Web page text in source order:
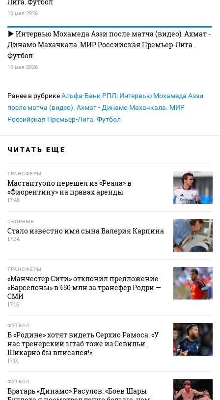
10 мая 2026
Интервью Мохамеда Аззи после матча (видео). Ахмат -
Динамо Махачкала. МИР Российская Премьер-Лига.
Футбол
10 мая 2026
Ранее в рубрикеАльфа-Банк РПЛ: Интервью Мохамеда Аззи
после матча (видео). Ахмат - Динамо Махачкала. МИР
Российская Премьер-Лига. Футбол
ЧИТАТЬ ЕЩЕ
ТРАНСФЕРЫ
Мастантуоно перешел из «Реала» в
«Фиорентину» на правах аренды
17:48
СБОРНЫЕ
Стало известно имя сына Валерия Карпина
17:34
ТРАНСФЕРЫ
«Манчестер Сити» отклонил предложение
«Барселоны» в €50 млн за трансфер Родри —
СМИ
17:16
ФУТБОЛ
В «Родине» хотят видеть Серхио Рамоса: «У
нас тренерский штаб тоже из Севильи.
Шикарно бы вписался!»
17:01
ФУТБОЛ
Вратарь «Динамо» Расулов: «Боев Шары